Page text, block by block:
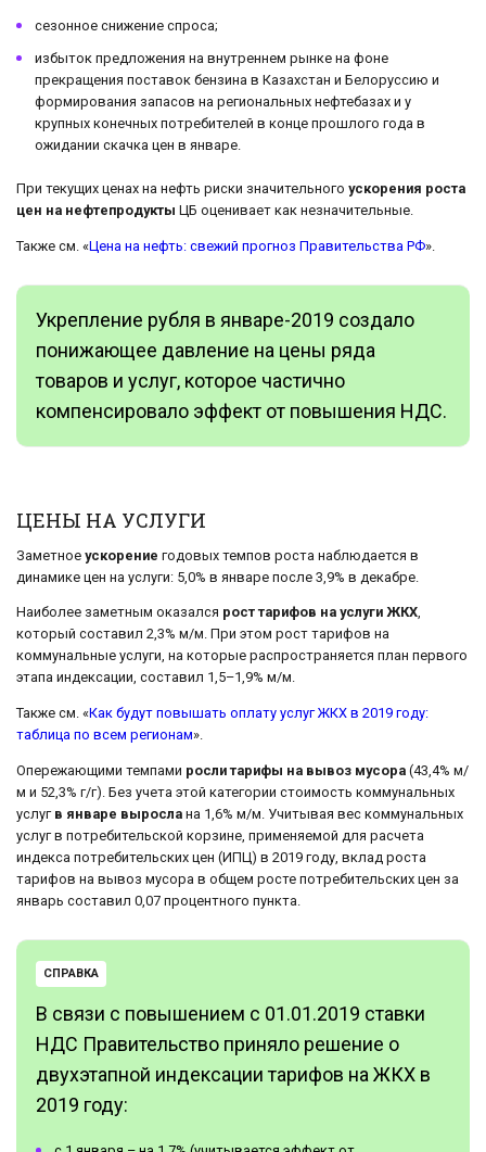
сезонное снижение спроса;
избыток предложения на внутреннем рынке на фоне
прекращения поставок бензина в Казахстан и Белоруссию и
формирования запасов на региональных нефтебазах и у
крупных конечных потребителей в конце прошлого года в
ожидании скачка цен в январе.
При текущих ценах на нефть риски значительного ускорения роста
цен на нефтепродукты ЦБ оценивает как незначительные.
Также см. «Цена на нефть: свежий прогноз Правительства РФ».
Укрепление рубля в январе-2019 создало
понижающее давление на цены ряда
товаров и услуг, которое частично
компенсировало эффект от повышения НДС.
ЦЕНЫ НА УСЛУГИ
Заметное ускорение годовых темпов роста наблюдается в
динамике цен на услуги: 5,0% в январе после 3,9% в декабре.
Наиболее заметным оказался рост тарифов на услуги ЖКХ,
который составил 2,3% м/м. При этом рост тарифов на
коммунальные услуги, на которые распространяется план первого
этапа индексации, составил 1,5–1,9% м/м.
Также см. «Как будут повышать оплату услуг ЖКХ в 2019 году:
таблица по всем регионам».
Опережающими темпами росли тарифы на вывоз мусора (43,4% м/
м и 52,3% г/г). Без учета этой категории стоимость коммунальных
услуг в январе выросла на 1,6% м/м. Учитывая вес коммунальных
услуг в потребительской корзине, применяемой для расчета
индекса потребительских цен (ИПЦ) в 2019 году, вклад роста
тарифов на вывоз мусора в общем росте потребительских цен за
январь составил 0,07 процентного пункта.
СПРАВКА
В связи с повышением с 01.01.2019 ставки
НДС Правительство приняло решение о
двухэтапной индексации тарифов на ЖКХ в
2019 году: